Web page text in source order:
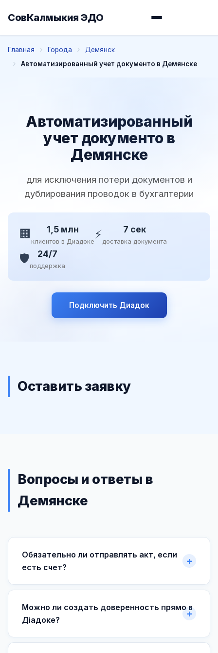
СовКалмыкия ЭДО
Главная Города
Демянск
Автоматизированный учет документо в Демянске
Автоматизированный
учет документо в
Демянске
для исключения потери документов и
дублирования проводок в бухгалтерии
🏢 1,5 млн
клиентов в Диадоке⚡ 7 сек
доставка документа
🛡️ 24/7
поддержка
Подключить Диадок
Оставить заявку
Вопросы и ответы в
Демянске
Обязательно ли отправлять акт, если
есть счет?
Можно ли создать доверенность прямо в
Діадоке?